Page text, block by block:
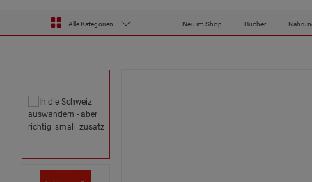
Alle Kategorien Neu im Shop Bücher